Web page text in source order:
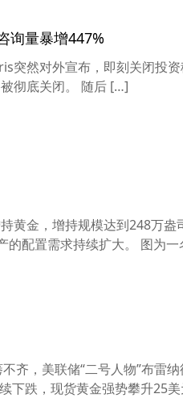
询量暴增447%
突然对外宣布，即刻关闭投
彻底关闭。 随后 […]
黄金，增持规模达到248万盎
的配置需求持续扩大。 图为
齐，美联储“二号人物”布雷
下跌，现货黄金强势攀升25